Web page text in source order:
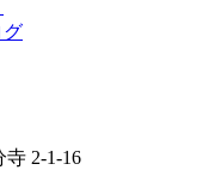
寺 2-1-16